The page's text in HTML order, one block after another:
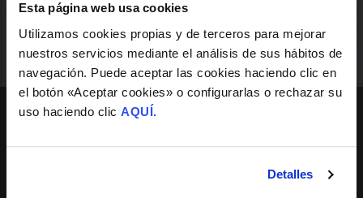
Esta página web usa cookies
Utilizamos cookies propias y de terceros para mejorar
nuestros servicios mediante el análisis de sus hábitos de
navegación. Puede aceptar las cookies haciendo clic en
el botón «Aceptar cookies» o configurarlas o rechazar su
uso haciendo clic AQUÍ.
Detalles